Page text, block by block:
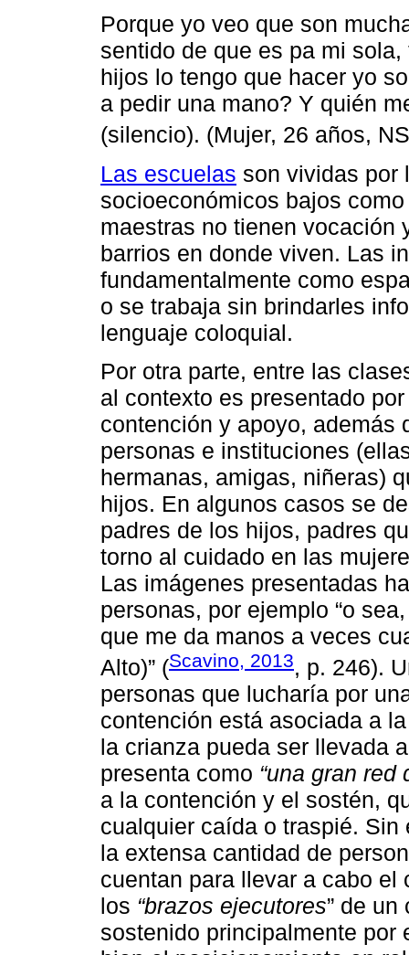
Porque yo veo que son
sentido de que es pa mi
hijos lo tengo que hacer yo
a pedir una mano? Y quién
(silencio). (Mujer, 26 años,
Las escuelas son vividas por
socioeconómicos bajos
maestras no tienen vocación
barrios en donde viven. Las
fundamentalmente como
o se trabaja sin brindarles
lenguaje coloquial.
Por otra parte, entre las
al contexto es presentado
contención y apoyo, además
personas e instituciones
hermanas, amigas, niñeras)
hijos. En algunos casos se
padres de los hijos, padres
torno al cuidado en las
Las imágenes presentadas
personas, por ejemplo “o
que me da manos a veces
Alto)” (Scavino, 2013, p. 246).
personas que lucharía por
contención está asociada a
la crianza pueda ser llevada
presenta como “una gran red
a la contención y el sostén,
cualquier caída o traspié.
la extensa cantidad de
cuentan para llevar a cabo
los “brazos ejecutores” de
sostenido principalmente por